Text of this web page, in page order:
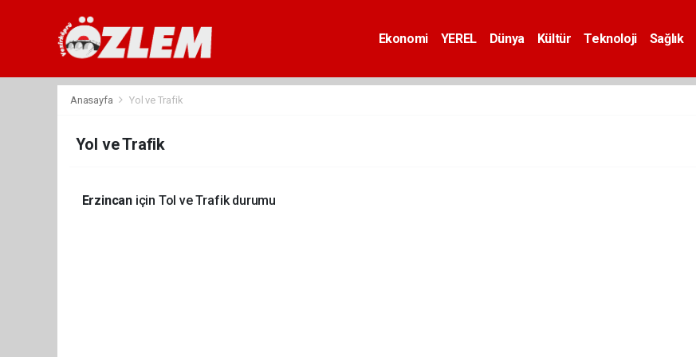
Ekonomi YEREL Dünya Kültür Teknoloji Sağlık
Anasayfa Yol ve Trafik
Yol ve Trafik
Erzincan için Tol ve Trafik durumu